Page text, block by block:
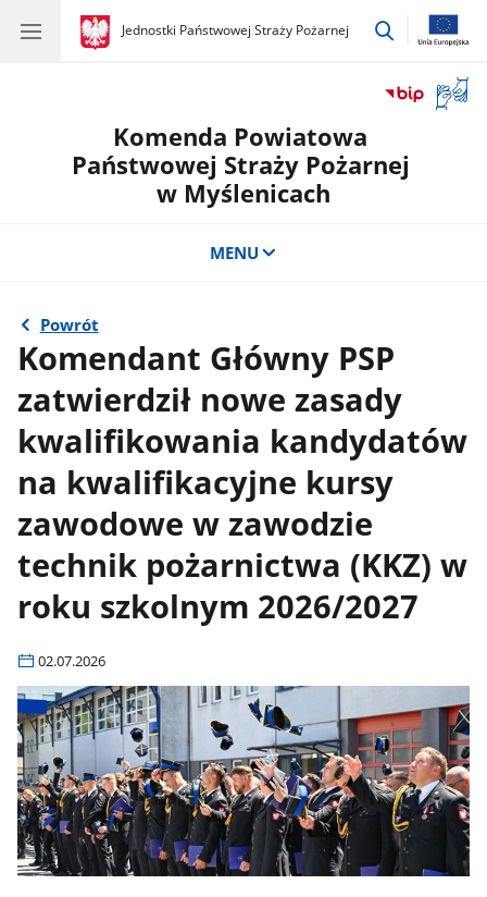
gov.pl
Jednostki Państwowej Straży Pożarnej
gov.pl
Jednostki
przejdź
okno
Komenda Powiatowa
Państwowej Straży Pożarnej
w Myślenicach
MENU
Powrót
Komendant Główny PSP
zatwierdził nowe zasady
kwalifikowania kandydatów
na kwalifikacyjne kursy
zawodowe w zawodzie
technik pożarnictwa (KKZ) w
roku szkolnym 2026/2027
02.07.2026